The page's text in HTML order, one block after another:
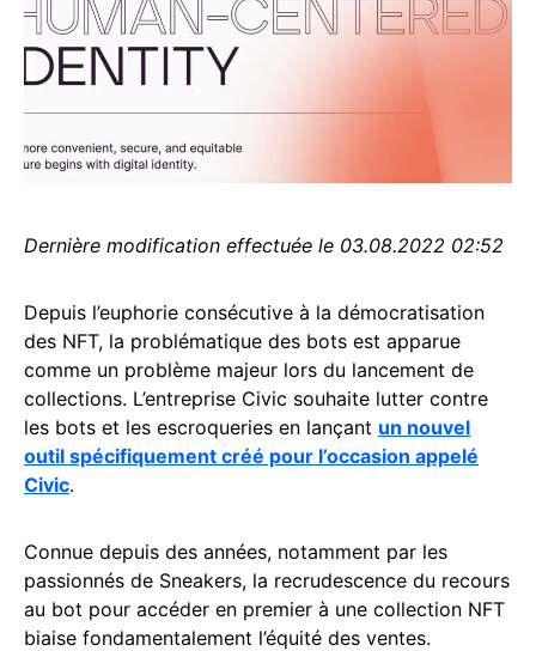
Dernière modification effectuée le 03.08.2022 02:52
Depuis l’euphorie consécutive à la démocratisation
des NFT, la problématique des bots est apparue
comme un problème majeur lors du lancement de
collections. L’entreprise Civic souhaite lutter contre
les bots et les escroqueries en lançant un nouvel
outil spécifiquement créé pour l’occasion appelé
Civic.
Connue depuis des années, notamment par les
passionnés de Sneakers, la recrudescence du recours
au bot pour accéder en premier à une collection NFT
biaise fondamentalement l’équité des ventes.